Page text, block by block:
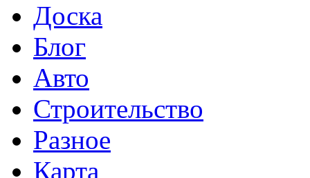
Доска
Блог
Авто
Строительство
Разное
Карта